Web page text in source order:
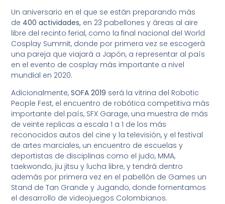
Un aniversario en el que se están preparando más
de 400 actividades, en 23 pabellones y áreas al aire
libre del recinto ferial, como la final nacional del World
Cosplay Summit, donde por primera vez se escogerá
una pareja que viajará a Japón, a representar al país
en el evento de cosplay más importante a nivel
mundial en 2020.
Adicionalmente,SOFA 2019 será la vitrina del Robotic
People Fest, el encuentro de robótica competitiva más
importante del país, SFX Garage, una muestra de más
de veinte replicas a escala 1 a 1 de los más
reconocidos autos del cine y la televisión, y el festival
de artes marciales, un encuentro de escuelas y
deportistas de disciplinas como el judo, MMA,
taekwondo, jiu jitsu y lucha libre, y tendrá dentro
además por primera vez en el pabellón de Games un
Stand de Tan Grande y Jugando, donde fomentamos
el desarrollo de videojuegos Colombianos.